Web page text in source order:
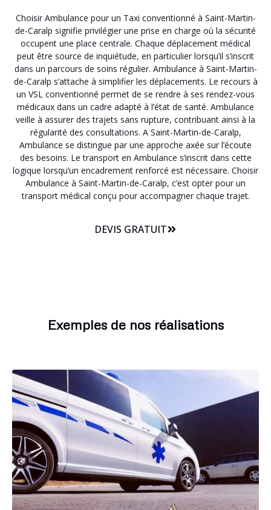
Choisir Ambulance pour un Taxi conventionné à Saint-Martin-
de-Caralp signifie privilégier une prise en charge où la sécurité
occupent une place centrale. Chaque déplacement médical
peut être source de inquiétude, en particulier lorsqu’il s’inscrit
dans un parcours de soins régulier. Ambulance à Saint-Martin-
de-Caralp s’attache à simplifier les déplacements. Le recours à
un VSL conventionné permet de se rendre à ses rendez-vous
médicaux dans un cadre adapté à l’état de santé. Ambulance
veille à assurer des trajets sans rupture, contribuant ainsi à la
régularité des consultations. A Saint-Martin-de-Caralp,
Ambulance se distingue par une approche axée sur l’écoute
des besoins. Le transport en Ambulance s’inscrit dans cette
logique lorsqu’un encadrement renforcé est nécessaire. Choisir
Ambulance à Saint-Martin-de-Caralp, c’est opter pour un
transport médical conçu pour accompagner chaque trajet.
DEVIS GRATUIT
Exemples de nos réalisations